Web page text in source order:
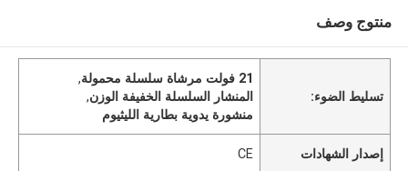
منتوج وصف
تسليط الضوء:
21 فولت مرشاة سلسلة محمولة
,
المنشار السلسلة الخفيفة الوزن,
منشورة يدوية بطارية الليثيوم
إصدار الشهادات CE